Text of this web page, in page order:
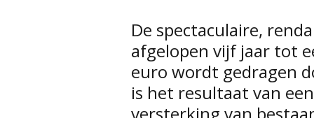
De spectaculaire,
afgelopen vijf jaar tot
euro wordt gedragen
is het resultaat van
versterking van